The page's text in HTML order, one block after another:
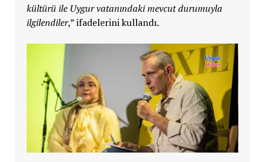
kültürü ile Uygur vatanındaki mevcut durumuyla
ilgilendiler,” ifadelerini kullandı.